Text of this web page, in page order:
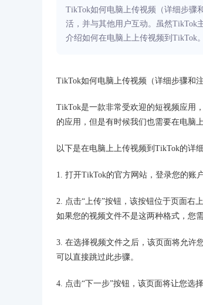
TikTok如何电脑上传视频（详细步骤
活，并与其他用户互动。虽然TikTok
介绍如何在电脑上上传视频到TikTok
TikTok如何电脑上传视频（详细步骤和注
TikTok是一款非常受欢迎的短视频应用
的应用，但是有时候我们也需要在电脑
以下是在电脑上上传视频到TikTok的详
1. 打开TikTok的官方网站，登录您的账
2. 点击“上传”按钮，该按钮位于页面右
如果您的视频文件不是这两种格式，您
3. 在选择视频文件之后，该页面将允许
可以直接跳过此步骤。
4. 点击“下一步”按钮，该页面将让您选